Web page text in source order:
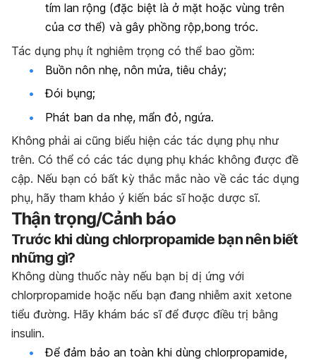
tím lan rộng (đặc biệt là ở mặt hoặc vùng trên
của cơ thể) và gây phồng rộp,bong tróc.
Tác dụng phụ ít nghiêm trọng có thể bao gồm:
Buồn nôn nhẹ, nôn mửa, tiêu chảy;
Đói bụng;
Phát ban da nhẹ, mẩn đỏ, ngứa.
Không phải ai cũng biểu hiện các tác dụng phụ như
trên. Có thể có các tác dụng phụ khác không được đề
cập. Nếu bạn có bất kỳ thắc mắc nào về các tác dụng
phụ, hãy tham khảo ý kiến bác sĩ hoặc dược sĩ.
Thận trọng/Cảnh báo
Trước khi dùng chlorpropamide bạn nên biết
những gì?
Không dùng thuốc này nếu bạn bị dị ứng với
chlorpropamide hoặc nếu bạn đang nhiễm axit xetone
tiểu đường. Hãy khám bác sĩ để được điều trị bằng
insulin.
Để đảm bảo an toàn khi dùng chlorpropamide,